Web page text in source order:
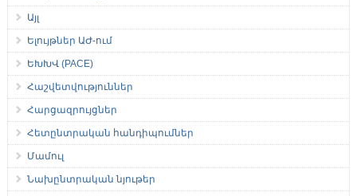
Այլ
Ելույթներ ԱԺ-ում
ԵԽԽՎ (PACE)
Հաշվետվություններ
Հարցազրույցներ
Հետընտրական հանդիպումներ
Մամուլ
Նախընտրական նյութեր